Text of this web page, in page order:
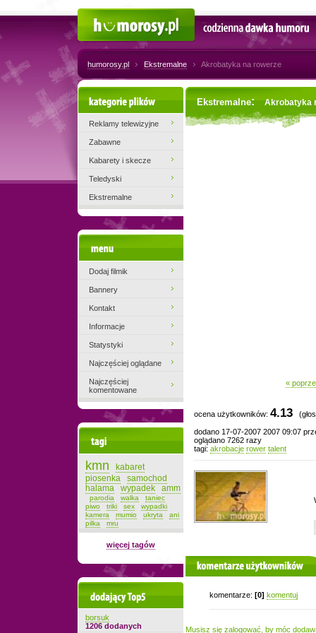
Codzienna dawka humoru
humorosy.pl Ekstremalne Akrobatyka na rowerze
Ekstremalne: Akrobatyka
«
ocena użytkowników: 4.13
dodano 17-07-2007 2007 09:07
oglądano 7262 razy
tagi: akrobacje rower talent
komentarze użytkowników
komentarze: [0] komentuj
Musisz się zalogować, by móc
Kategorie plików
Reklamy telewizyjne
Zabawne
Kabarety i skecze
Teledyski
Ekstremalne
Dodaj filmik
Bannery
Kontakt
Informacje
Statystyki
Najczęściej oglądane
Najczęściej
komentowane
kmn
kabaret
piosenka
samochod
halama
wypadek amm
parodia walka
taniec
piwo
triki sex
wypadki
kamera
mumio ukryta
ani
pilka
mru
więcej tagów
Dodający top-5
borsuk
1206 dodanych